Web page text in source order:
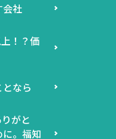
会社
！？価
なら
がと
。福知